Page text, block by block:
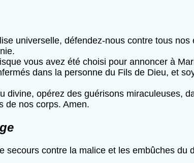
universelle, défendez-nous contre tous
vous avez été choisi pour annoncer à
dans la personne du Fils de Dieu, et
divine, opérez des guérisons miraculeuses,
de nos corps. Amen.
secours contre la malice et les embûches du